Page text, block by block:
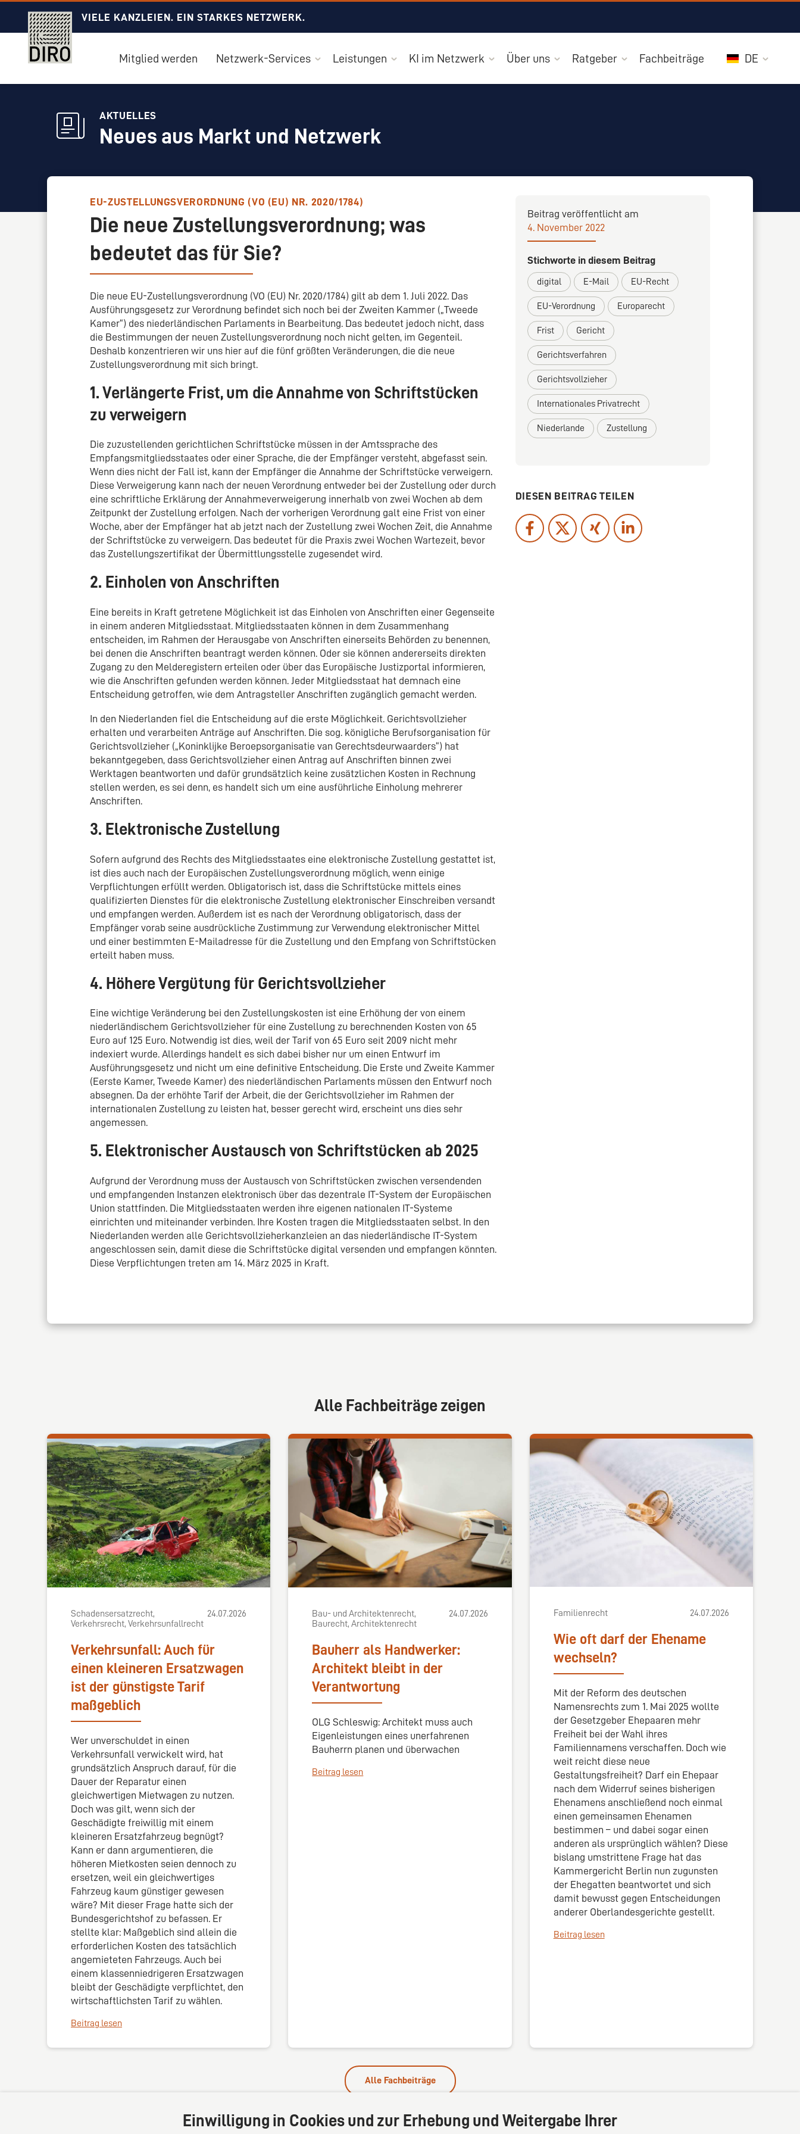
VIELE KANZLEIEN. EIN STARKES NETZWERK.
Mitglied werden Netzwerk-Services Leistungen KI im Netzwerk Über uns Ratgeber Fachbeiträge DE
AKTUELLES
Neues aus Markt und Netzwerk
EU-ZUSTELLUNGSVERORDNUNG (VO (EU) NR. 2020/1784)
Die neue Zustellungsverordnung; was
bedeutet das für Sie?
Die neue EU-Zustellungsverordnung (VO (EU) Nr. 2020/1784) gilt ab dem 1. Juli 2022. Das
Ausführungsgesetz zur Verordnung befindet sich noch bei der Zweiten Kammer („Tweede
Kamer“) des niederländischen Parlaments in Bearbeitung. Das bedeutet jedoch nicht, dass
die Bestimmungen der neuen Zustellungsverordnung noch nicht gelten, im Gegenteil.
Deshalb konzentrieren wir uns hier auf die fünf größten Veränderungen, die die neue
Zustellungsverordnung mit sich bringt.
1. Verlängerte Frist, um die Annahme von Schriftstücken
zu verweigern
Die zuzustellenden gerichtlichen Schriftstücke müssen in der Amtssprache des
Empfangsmitgliedsstaates oder einer Sprache, die der Empfänger versteht, abgefasst sein.
Wenn dies nicht der Fall ist, kann der Empfänger die Annahme der Schriftstücke verweigern.
Diese Verweigerung kann nach der neuen Verordnung entweder bei der Zustellung oder durch
eine schriftliche Erklärung der Annahmeverweigerung innerhalb von zwei Wochen ab dem
Zeitpunkt der Zustellung erfolgen. Nach der vorherigen Verordnung galt eine Frist von einer
Woche, aber der Empfänger hat ab jetzt nach der Zustellung zwei Wochen Zeit, die Annahme
der Schriftstücke zu verweigern. Das bedeutet für die Praxis zwei Wochen Wartezeit, bevor
das Zustellungszertifikat der Übermittlungsstelle zugesendet wird.
2. Einholen von Anschriften
Eine bereits in Kraft getretene Möglichkeit ist das Einholen von Anschriften einer Gegenseite
in einem anderen Mitgliedsstaat. Mitgliedsstaaten können in dem Zusammenhang
entscheiden, im Rahmen der Herausgabe von Anschriften einerseits Behörden zu benennen,
bei denen die Anschriften beantragt werden können. Oder sie können andererseits direkten
Zugang zu den Melderegistern erteilen oder über das Europäische Justizportal informieren,
wie die Anschriften gefunden werden können. Jeder Mitgliedsstaat hat demnach eine
Entscheidung getroffen, wie dem Antragsteller Anschriften zugänglich gemacht werden.
In den Niederlanden fiel die Entscheidung auf die erste Möglichkeit. Gerichtsvollzieher
erhalten und verarbeiten Anträge auf Anschriften. Die sog. königliche Berufsorganisation für
Gerichtsvollzieher („Koninklijke Beroepsorganisatie van Gerechtsdeurwaarders“) hat
bekanntgegeben, dass Gerichtsvollzieher einen Antrag auf Anschriften binnen zwei
Werktagen beantworten und dafür grundsätzlich keine zusätzlichen Kosten in Rechnung
stellen werden, es sei denn, es handelt sich um eine ausführliche Einholung mehrerer
Anschriften.
3. Elektronische Zustellung
Sofern aufgrund des Rechts des Mitgliedsstaates eine elektronische Zustellung gestattet ist,
ist dies auch nach der Europäischen Zustellungsverordnung möglich, wenn einige
Verpflichtungen erfüllt werden. Obligatorisch ist, dass die Schriftstücke mittels eines
qualifizierten Dienstes für die elektronische Zustellung elektronischer Einschreiben versandt
und empfangen werden. Außerdem ist es nach der Verordnung obligatorisch, dass der
Empfänger vorab seine ausdrückliche Zustimmung zur Verwendung elektronischer Mittel
und einer bestimmten E-Mailadresse für die Zustellung und den Empfang von Schriftstücken
erteilt haben muss.
4. Höhere Vergütung für Gerichtsvollzieher
Eine wichtige Veränderung bei den Zustellungskosten ist eine Erhöhung der von einem
niederländischem Gerichtsvollzieher für eine Zustellung zu berechnenden Kosten von 65
Euro auf 125 Euro. Notwendig ist dies, weil der Tarif von 65 Euro seit 2009 nicht mehr
indexiert wurde. Allerdings handelt es sich dabei bisher nur um einen Entwurf im
Ausführungsgesetz und nicht um eine definitive Entscheidung. Die Erste und Zweite Kammer
(Eerste Kamer, Tweede Kamer) des niederländischen Parlaments müssen den Entwurf noch
absegnen. Da der erhöhte Tarif der Arbeit, die der Gerichtsvollzieher im Rahmen der
internationalen Zustellung zu leisten hat, besser gerecht wird, erscheint uns dies sehr
angemessen.
5. Elektronischer Austausch von Schriftstücken ab 2025
Aufgrund der Verordnung muss der Austausch von Schriftstücken zwischen versendenden
und empfangenden Instanzen elektronisch über das dezentrale IT-System der Europäischen
Union stattfinden. Die Mitgliedsstaaten werden ihre eigenen nationalen IT-Systeme
einrichten und miteinander verbinden. Ihre Kosten tragen die Mitgliedsstaaten selbst. In den
Niederlanden werden alle Gerichtsvollzieherkanzleien an das niederländische IT-System
angeschlossen sein, damit diese die Schriftstücke digital versenden und empfangen könnten.
Diese Verpflichtungen treten am 14. März 2025 in Kraft.
Beitrag veröffentlicht am
4. November 2022
Stichworte in diesem Beitrag
digital E-Mail EU-Recht
EU-Verordnung Europarecht
Frist Gericht
Gerichtsverfahren
Gerichtsvollzieher
Internationales Privatrecht
Niederlande Zustellung
DIESEN BEITRAG TEILEN
Alle Fachbeiträge zeigen
Schadensersatzrecht,
Verkehrsrecht, Verkehrsunfallrecht
24.07.2026
Verkehrsunfall: Auch für
einen kleineren Ersatzwagen
ist der günstigste Tarif
maßgeblich
Wer unverschuldet in einen
Verkehrsunfall verwickelt wird, hat
grundsätzlich Anspruch darauf, für die
Dauer der Reparatur einen
gleichwertigen Mietwagen zu nutzen.
Doch was gilt, wenn sich der
Geschädigte freiwillig mit einem
kleineren Ersatzfahrzeug begnügt?
Kann er dann argumentieren, die
höheren Mietkosten seien dennoch zu
ersetzen, weil ein gleichwertiges
Fahrzeug kaum günstiger gewesen
wäre? Mit dieser Frage hatte sich der
Bundesgerichtshof zu befassen. Er
stellte klar: Maßgeblich sind allein die
erforderlichen Kosten des tatsächlich
angemieteten Fahrzeugs. Auch bei
einem klassenniedrigeren Ersatzwagen
bleibt der Geschädigte verpflichtet, den
wirtschaftlichsten Tarif zu wählen.
Beitrag lesen
Bau- und Architektenrecht,
Baurecht, Architektenrecht
24.07.2026
Bauherr als Handwerker:
Architekt bleibt in der
Verantwortung
OLG Schleswig: Architekt muss auch
Eigenleistungen eines unerfahrenen
Bauherrn planen und überwachen
Beitrag lesen
Familienrecht 24.07.2026
Wie oft darf der Ehename
wechseln?
Mit der Reform des deutschen
Namensrechts zum 1. Mai 2025 wollte
der Gesetzgeber Ehepaaren mehr
Freiheit bei der Wahl ihres
Familiennamens verschaffen. Doch wie
weit reicht diese neue
Gestaltungsfreiheit? Darf ein Ehepaar
nach dem Widerruf seines bisherigen
Ehenamens anschließend noch einmal
einen gemeinsamen Ehenamen
bestimmen – und dabei sogar einen
anderen als ursprünglich wählen? Diese
bislang umstrittene Frage hat das
Kammergericht Berlin nun zugunsten
der Ehegatten beantwortet und sich
damit bewusst gegen Entscheidungen
anderer Oberlandesgerichte gestellt.
Beitrag lesen
Alle Fachbeiträge
Einwilligung in Cookies und zur Erhebung und Weitergabe Ihrer